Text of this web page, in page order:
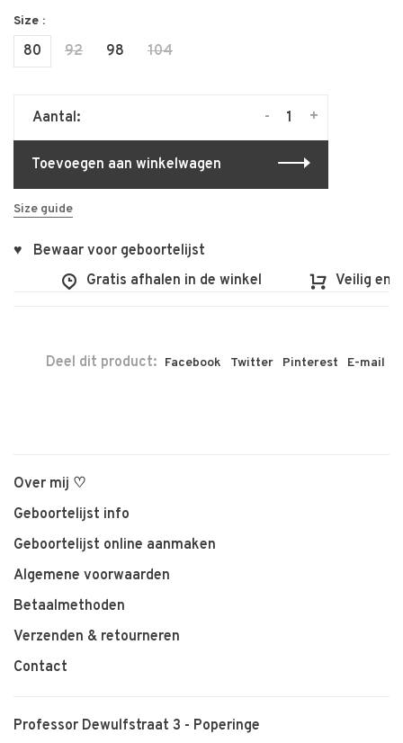
Size :
80 92 98 104
Aantal: +
-
Toevoegen aan winkelwagen
Size guide
♥ Bewaar voor geboortelijst
Gratis afhalen in de winkel Veilig en
Deel dit product: Facebook Twitter Pinterest E-mail
Over mij ♡
Geboortelijst info
Geboortelijst online aanmaken
Algemene voorwaarden
Betaalmethoden
Verzenden & retourneren
Contact
Professor Dewulfstraat 3 - Poperinge